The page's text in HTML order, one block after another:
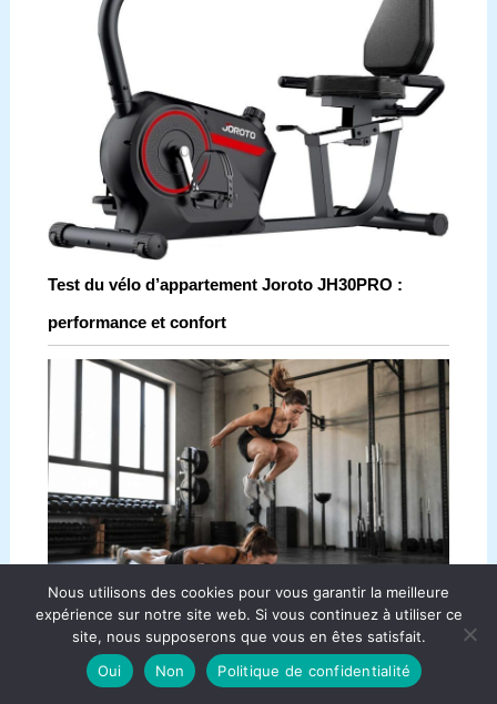
Test du vélo d’appartement Joroto JH30PRO :
performance et confort
Burpees : pourquoi cet exercice est-il si efficace ?
Nous utilisons des cookies pour vous garantir la meilleure
expérience sur notre site web. Si vous continuez à utiliser ce
site, nous supposerons que vous en êtes satisfait.
Oui
Non Politique de confidentialité